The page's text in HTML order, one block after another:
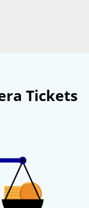
Tickets